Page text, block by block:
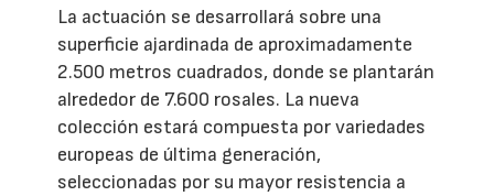
La actuación se desarrollará sobre una
superficie ajardinada de aproximadamente
2.500 metros cuadrados, donde se plantarán
alrededor de 7.600 rosales. La nueva
colección estará compuesta por variedades
europeas de última generación,
seleccionadas por su mayor resistencia a